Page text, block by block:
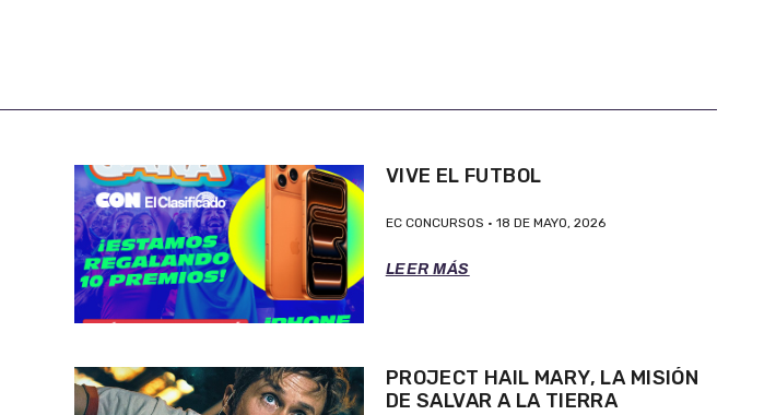
VIVE EL FUTBOL
EC CONCURSOS 18 DE MAYO, 2026
LEER MÁS
PROJECT HAIL MARY, LA MISIÓN
DE SALVAR A LA TIERRA